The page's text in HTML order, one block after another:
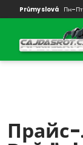
Průmyslová